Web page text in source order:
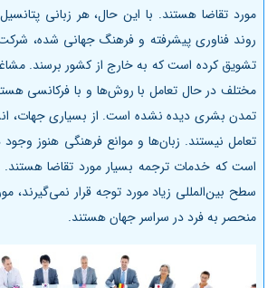
مورد تقاضا هستند. با این‌ حال، هر زبانی
روند فناوری پیشرفته و فرهنگ جهانی شده،
تشویق کرده است که به خارج از کشور برسند.
مختلف در حال تعامل با روش‌ها و با فرکانسی
تمدن بشری دیده نشده است. از بسیاری جهات،
تعامل نیستند. زبان‌ها و موانع فرهنگی هنوز
است که خدمات ترجمه بسیار مورد تقاضا
سطح بین‌المللی زیاد مورد توجه قرار نمی‌گیرند،
منحصر به‌ فرد در سراسر جهان هستند.